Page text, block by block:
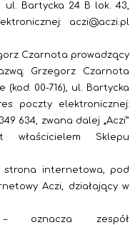
ul. Bartycka 24 B lok. 43,
aczi@aczi.pl
Czarnota prowadzący
Grzegorz Czarnota
(kod: 00-716), ul. Bartycka
poczty elektronicznej:
634, zwana dalej „Aczi”
właścicielem Sklepu
strona internetowa, pod
Aczi, działający w
zespół